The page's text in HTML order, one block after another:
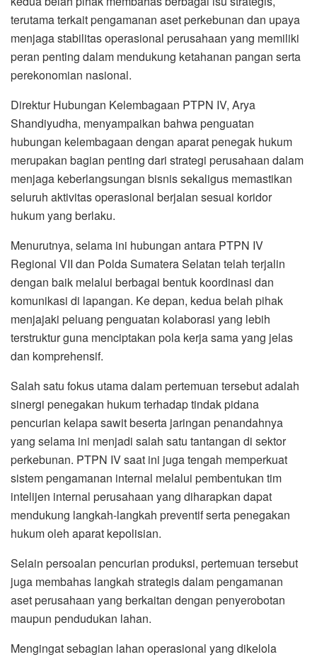
terutama terkait pengamanan aset perkebunan dan upaya
menjaga stabilitas operasional perusahaan yang memiliki
peran penting dalam mendukung ketahanan pangan serta
perekonomian nasional.
Direktur Hubungan Kelembagaan PTPN IV, Arya
Shandiyudha, menyampaikan bahwa penguatan
hubungan kelembagaan dengan aparat penegak hukum
merupakan bagian penting dari strategi perusahaan dalam
menjaga keberlangsungan bisnis sekaligus memastikan
seluruh aktivitas operasional berjalan sesuai koridor
hukum yang berlaku.
Menurutnya, selama ini hubungan antara PTPN IV
Regional VII dan Polda Sumatera Selatan telah terjalin
dengan baik melalui berbagai bentuk koordinasi dan
komunikasi di lapangan. Ke depan, kedua belah pihak
menjajaki peluang penguatan kolaborasi yang lebih
terstruktur guna menciptakan pola kerja sama yang jelas
dan komprehensif.
Salah satu fokus utama dalam pertemuan tersebut adalah
sinergi penegakan hukum terhadap tindak pidana
pencurian kelapa sawit beserta jaringan penandahnya
yang selama ini menjadi salah satu tantangan di sektor
perkebunan. PTPN IV saat ini juga tengah memperkuat
sistem pengamanan internal melalui pembentukan tim
intelijen internal perusahaan yang diharapkan dapat
mendukung langkah-langkah preventif serta penegakan
hukum oleh aparat kepolisian.
Selain persoalan pencurian produksi, pertemuan tersebut
juga membahas langkah strategis dalam pengamanan
aset perusahaan yang berkaitan dengan penyerobotan
maupun pendudukan lahan.
Mengingat sebagian lahan operasional yang dikelola